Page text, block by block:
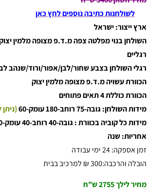
לשולחנות כתיבה נוספים לחץ כאן
ארץ ייצור: ישראל
רגליים
רגלי השולחן בצבע שחור/לבן/אפור/ורוד/שנהב
הכוורת עשויה מ.ד.פ מצופה מלמין יצוק
הכוורת כוללת 4 תאים פתוחים
מידות השולחן: גובה-75 רוחב-180 עומק-60
מידות כל קוביה בכוורת : גובה-40 רוחב-40 עומק-30
אחריות: שנה
זמן אספקה: 24 ימי עבודה
הובלה והרכבה:300 ₪ למרכיב בבית
מחיר לילך 2755 ש"ח